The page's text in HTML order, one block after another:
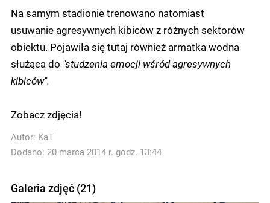
Na samym stadionie trenowano natomiast
usuwanie agresywnych kibiców z różnych sektorów
obiektu. Pojawiła się tutaj również armatka wodna
służąca do "studzenia emocji wśród agresywnych
kibiców".
Zobacz zdjęcia!
Autor: KaT
Dodano: 20 marca 2014 r. godz. 13:44
Galeria zdjęć (21)